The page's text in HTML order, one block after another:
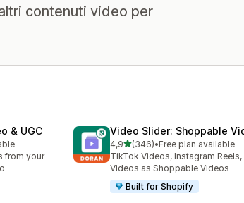
contenuti video per
& UGC
from your
Video Slider: Shoppable
4,9stelle su 5
(346)
346 recensioni totali
•Free plan available
TikTok Videos, Instagram Reels,
Videos as Shoppable Videos
Built for Shopify